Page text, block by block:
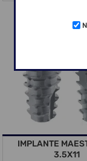
IMPLANTE
3.5X11